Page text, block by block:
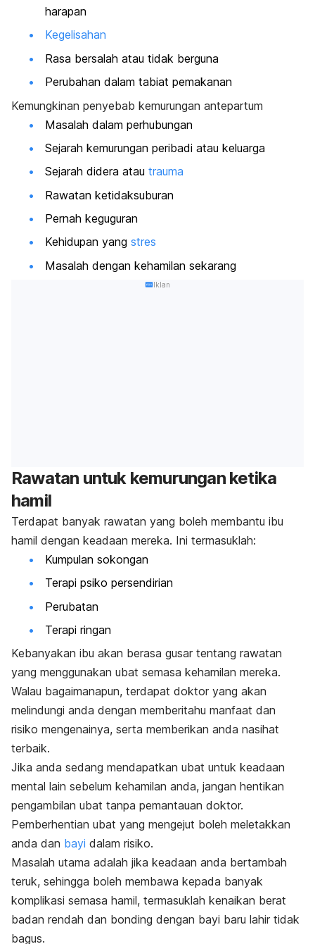
harapan
Kegelisahan
Rasa bersalah atau tidak berguna
Perubahan dalam tabiat pemakanan
Kemungkinan penyebab kemurungan antepartum
Masalah dalam perhubungan
Sejarah kemurungan peribadi atau keluarga
Sejarah didera atau trauma
Rawatan ketidaksuburan
Pernah keguguran
Kehidupan yang stres
Masalah dengan kehamilan sekarang
Iklan
Rawatan untuk kemurungan ketika
hamil
Terdapat banyak rawatan yang boleh membantu ibu
hamil dengan keadaan mereka. Ini termasuklah:
Kumpulan sokongan
Terapi psiko persendirian
Perubatan
Terapi ringan
Kebanyakan ibu akan berasa gusar tentang rawatan
yang menggunakan ubat semasa kehamilan mereka.
Walau bagaimanapun, terdapat doktor yang akan
melindungi anda dengan memberitahu manfaat dan
risiko mengenainya, serta memberikan anda nasihat
terbaik.
Jika anda sedang mendapatkan ubat untuk keadaan
mental lain sebelum kehamilan anda, jangan hentikan
pengambilan ubat tanpa pemantauan doktor.
Pemberhentian ubat yang mengejut boleh meletakkan
anda dan bayi dalam risiko.
Masalah utama adalah jika keadaan anda bertambah
teruk, sehingga boleh membawa kepada banyak
komplikasi semasa hamil, termasuklah kenaikan berat
badan rendah dan bonding dengan bayi baru lahir tidak
bagus.